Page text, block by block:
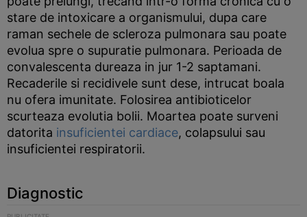
stare de intoxicare a organismului, dupa care
raman sechele de scleroza pulmonara sau poate
evolua spre o supuratie pulmonara. Perioada de
convalescenta dureaza in jur 1-2 saptamani.
Recaderile si recidivele sunt dese, intrucat boala
nu ofera imunitate. Folosirea antibioticelor
scurteaza evolutia bolii. Moartea poate surveni
datorita insuficientei cardiace, colapsului sau
insuficientei respiratorii.
Diagnostic